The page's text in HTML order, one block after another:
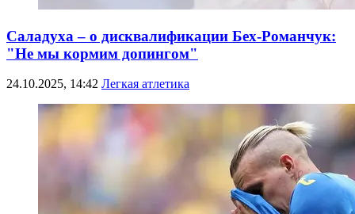
Саладуха – о дисквалификации Бех-Романчук:
"Не мы кормим допингом"
24.10.2025, 14:42 Легкая атлетика